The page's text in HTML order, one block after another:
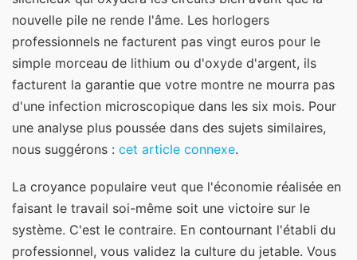
nouvelle pile ne rende l'âme. Les horlogers
professionnels ne facturent pas vingt euros pour le
simple morceau de lithium ou d'oxyde d'argent, ils
facturent la garantie que votre montre ne mourra pas
d'une infection microscopique dans les six mois. Pour
une analyse plus poussée dans des sujets similaires,
nous suggérons : cet article connexe.
La croyance populaire veut que l'économie réalisée en
faisant le travail soi-même soit une victoire sur le
système. C'est le contraire. En contournant l'établi du
professionnel, vous validez la culture du jetable. Vous